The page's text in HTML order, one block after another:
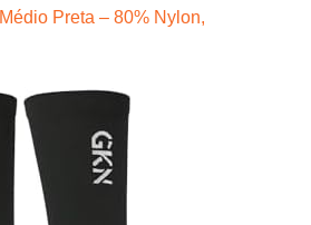
Preta – 80% Nylon,